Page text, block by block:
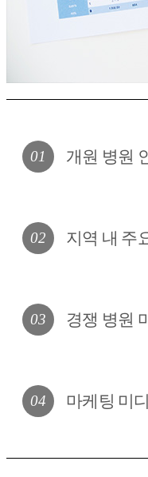
01 개원 병원
02 지역 내 주
03 경쟁 병원
04 마케팅 미